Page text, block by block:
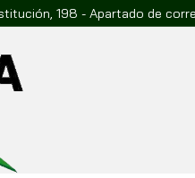
198 - Apartado de